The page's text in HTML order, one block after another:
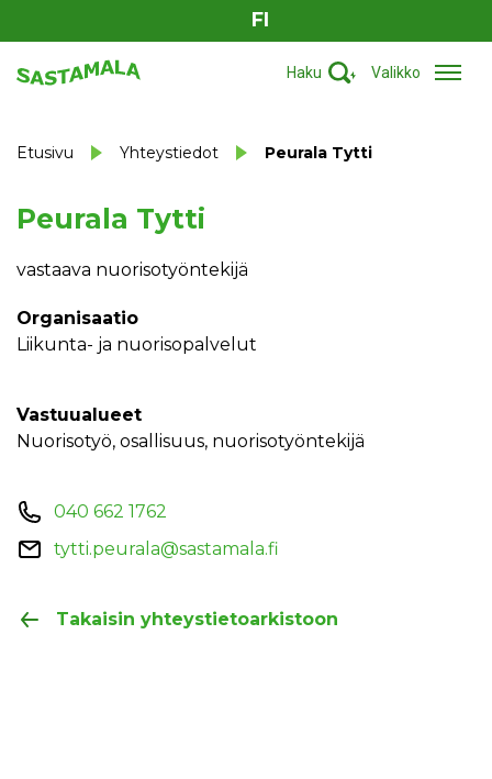
FI
Haku Valikko
Etusivu Yhteystiedot Peurala Tytti
Peurala Tytti
vastaava nuorisotyöntekijä
Organisaatio
Liikunta- ja nuorisopalvelut
Vastuualueet
nuorisotyö, osallisuus, nuorisotyöntekijä
040 662 1762
tytti.peurala@sastamala.fi
Takaisin yhteystietoarkistoon